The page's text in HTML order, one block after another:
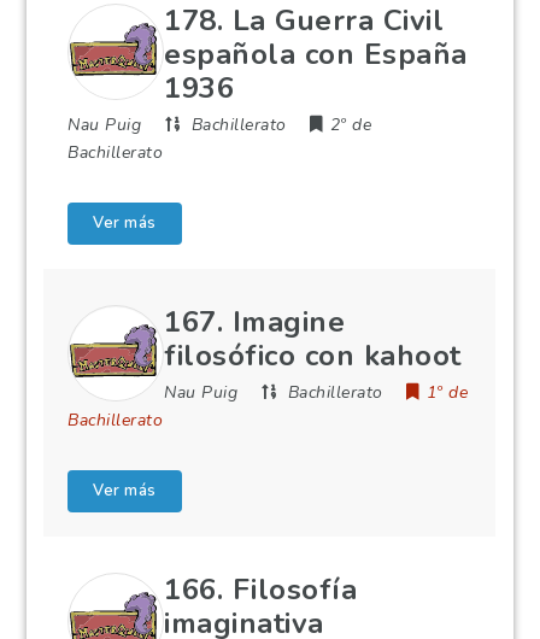
178. La Guerra Civil
española con España
1936
Nau Puig Bachillerato
2º de
Bachillerato
Ver más
167. Imagine
filosófico con kahoot
Nau Puig Bachillerato
1º de
Bachillerato
Ver más
166. Filosofía
imaginativa